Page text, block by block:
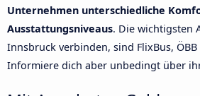
Unternehmen unterschiedliche
Ausstattungsniveaus. Die wichtigsten
Innsbruck verbinden, sind FlixBus, ÖBB
Informiere dich aber unbedingt über